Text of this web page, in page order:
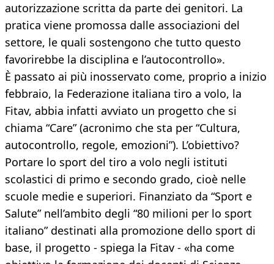
autorizzazione scritta da parte dei genitori. La
pratica viene promossa dalle associazioni del
settore, le quali sostengono che tutto questo
favorirebbe la disciplina e l’autocontrollo».
È passato ai più inosservato come, proprio a inizio
febbraio, la Federazione italiana tiro a volo, la
Fitav, abbia infatti avviato un progetto che si
chiama “Care” (acronimo che sta per “Cultura,
autocontrollo, regole, emozioni”). L’obiettivo?
Portare lo sport del tiro a volo negli istituti
scolastici di primo e secondo grado, cioè nelle
scuole medie e superiori. Finanziato da “Sport e
Salute” nell’ambito degli “80 milioni per lo sport
italiano” destinati alla promozione dello sport di
base, il progetto - spiega la Fitav - «ha come